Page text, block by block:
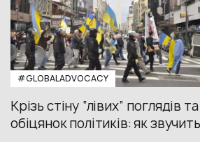
#GLOBALADVOCACY
Крізь стіну “лівих” поглядів та
обіцянок політиків: як